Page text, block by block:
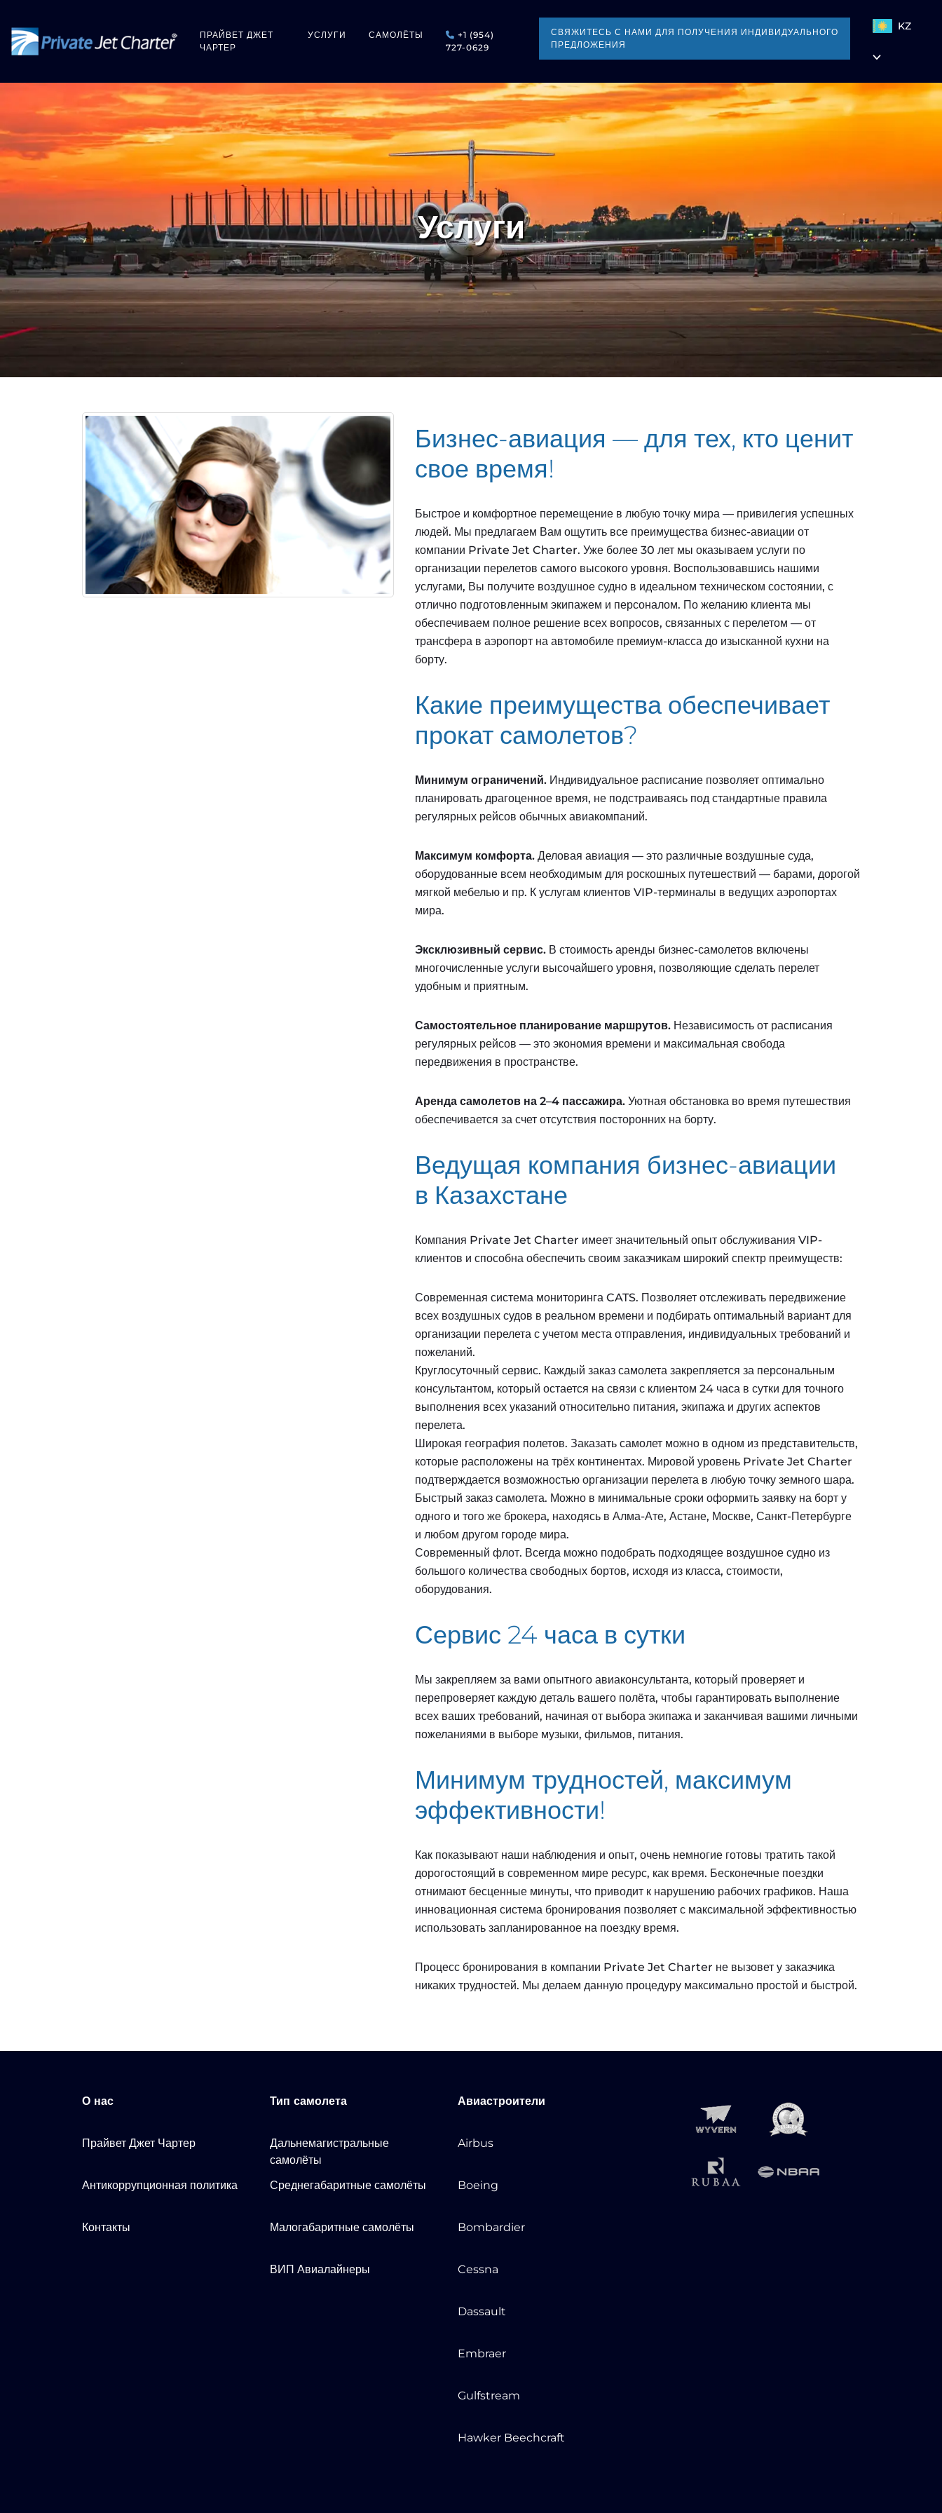
ПРАЙВЕТ ДЖЕТ
ЧАРТЕР
УСЛУГИ САМОЛЁТЫ
+1 (954)
727-0629
СВЯЖИТЕСЬ С НАМИ ДЛЯ ПОЛУЧЕНИЯ ИНДИВИДУАЛЬНОГО
ПРЕДЛОЖЕНИЯ
KZ
Услуги
Бизнес-авиация — для тех, кто ценит
свое время!
Быстрое и комфортное перемещение в любую точку мира — привилегия успешных
людей. Мы предлагаем Вам ощутить все преимущества бизнес-авиации от
компании Private Jet Charter. Уже более 30 лет мы оказываем услуги по
организации перелетов самого высокого уровня. Воспользовавшись нашими
услугами, Вы получите воздушное судно в идеальном техническом состоянии, с
отлично подготовленным экипажем и персоналом. По желанию клиента мы
обеспечиваем полное решение всех вопросов, связанных с перелетом — от
трансфера в аэропорт на автомобиле премиум-класса до изысканной кухни на
борту.
Какие преимущества обеспечивает
прокат самолетов?
Минимум ограничений. Индивидуальное расписание позволяет оптимально
планировать драгоценное время, не подстраиваясь под стандартные правила
регулярных рейсов обычных авиакомпаний.
Максимум комфорта. Деловая авиация — это различные воздушные суда,
оборудованные всем необходимым для роскошных путешествий — барами, дорогой
мягкой мебелью и пр. К услугам клиентов VIP-терминалы в ведущих аэропортах
мира.
Эксклюзивный сервис. В стоимость аренды бизнес-самолетов включены
многочисленные услуги высочайшего уровня, позволяющие сделать перелет
удобным и приятным.
Самостоятельное планирование маршрутов. Независимость от расписания
регулярных рейсов — это экономия времени и максимальная свобода
передвижения в пространстве.
Аренда самолетов на 2–4 пассажира. Уютная обстановка во время путешествия
обеспечивается за счет отсутствия посторонних на борту.
Ведущая компания бизнес-авиации
в Казахстане
Компания Private Jet Charter имеет значительный опыт обслуживания VIP-
клиентов и способна обеспечить своим заказчикам широкий спектр преимуществ:
Современная система мониторинга CATS. Позволяет отслеживать передвижение
всех воздушных судов в реальном времени и подбирать оптимальный вариант для
организации перелета с учетом места отправления, индивидуальных требований и
пожеланий.
Круглосуточный сервис. Каждый заказ самолета закрепляется за персональным
консультантом, который остается на связи с клиентом 24 часа в сутки для точного
выполнения всех указаний относительно питания, экипажа и других аспектов
перелета.
Широкая география полетов. Заказать самолет можно в одном из представительств,
которые расположены на трёх континентах. Мировой уровень Private Jet Charter
подтверждается возможностью организации перелета в любую точку земного шара.
Быстрый заказ самолета. Можно в минимальные сроки оформить заявку на борт у
одного и того же брокера, находясь в Алма-Ате, Астане, Москве, Санкт-Петербурге
и любом другом городе мира.
Современный флот. Всегда можно подобрать подходящее воздушное судно из
большого количества свободных бортов, исходя из класса, стоимости,
оборудования.
Сервис 24 часа в сутки
Мы закрепляем за вами опытного авиаконсультанта, который проверяет и
перепроверяет каждую деталь вашего полёта, чтобы гарантировать выполнение
всех ваших требований, начиная от выбора экипажа и заканчивая вашими личными
пожеланиями в выборе музыки, фильмов, питания.
Минимум трудностей, максимум
эффективности!
Как показывают наши наблюдения и опыт, очень немногие готовы тратить такой
дорогостоящий в современном мире ресурс, как время. Бесконечные поездки
отнимают бесценные минуты, что приводит к нарушению рабочих графиков. Наша
инновационная система бронирования позволяет с максимальной эффективностью
использовать запланированное на поездку время.
Процесс бронирования в компании Private Jet Charter не вызовет у заказчика
никаких трудностей. Мы делаем данную процедуру максимально простой и быстрой.
О нас
Прайвет Джет Чартер
Антикоррупционная политика
Контакты
Тип самолета
Дальнемагистральные
самолёты
Среднегабаритные самолёты
Малогабаритные самолёты
ВИП Авиалайнеры
Авиастроители
Airbus
Boeing
Bombardier
Cessna
Dassault
Embraer
Gulfstream
Hawker Beechcraft